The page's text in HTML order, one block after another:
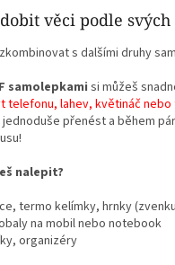
věci podle
s dalšími druhy
samolepkamisi můžeš
telefonu, lahev, květináč
jednoduše přenést a během
nalepit?
termo kelímky, hrnky
na mobil nebo notebook
organizéry